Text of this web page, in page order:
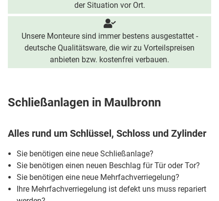
der Situation vor Ort.
Unsere Monteure sind immer bestens ausgestattet -
deutsche Qualitätsware, die wir zu Vorteilspreisen
anbieten bzw. kostenfrei verbauen.
Schließanlagen in Maulbronn
Alles rund um Schlüssel, Schloss und Zylinder
Sie benötigen eine neue Schließanlage?
Sie benötigen einen neuen Beschlag für Tür oder Tor?
Sie benötigen eine neue Mehrfachverriegelung?
Ihre Mehrfachverriegelung ist defekt uns muss repariert